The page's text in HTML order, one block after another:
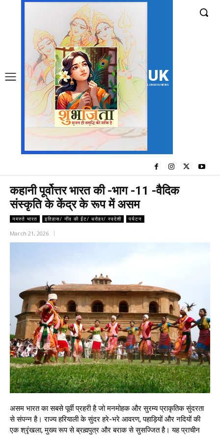
UK
LONDON NEWS
कहानी पूर्वोत्तर भारत की -भाग -11 -वैदिक
संस्कृति के केंद्र के रूप में असम
नमस्ते भारत इतिहास/ नींव की ईंट/ धरोहर/ स्वदेशी पर्यटन
March 21, 2026
असम भारत का सबसे पूर्वी प्रहरी है जो मनमोहक और सुरम्य प्राकृतिक सुंदरता
से संपन्न है। राज्य हरियाली के सुंदर हरे-भरे आवरण, पहाड़ियों और नदियों की
एक श्रृंखला, मुख्य रूप से ब्रह्मपुत्र और बराक से सुसज्जित है। यह प्राचीन